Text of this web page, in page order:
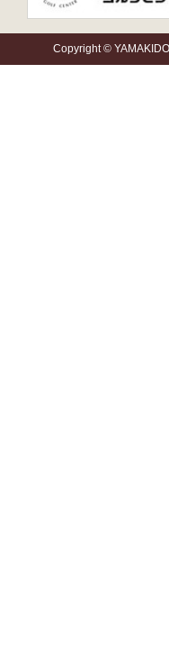
Copyright ©